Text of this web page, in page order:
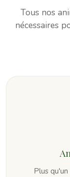
Tous nos
nécessaires
Plus